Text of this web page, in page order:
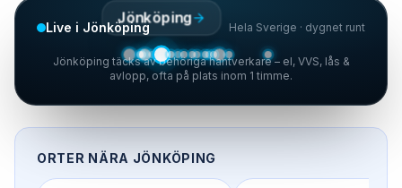
Live i Jönköping Hela Sverige · dygnet runt
Jönköping
Jönköping täcks av behöriga hantverkare – el, VVS, lås &
avlopp, ofta på plats inom 1 timme.
ORTER NÄRA JÖNKÖPING